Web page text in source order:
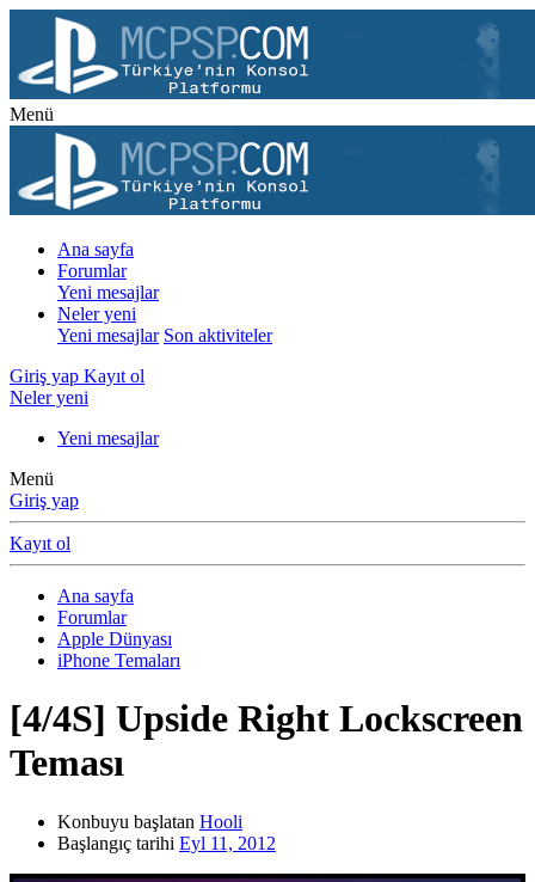
Menü
Ana sayfa
Forumlar
Yeni mesajlar
Neler yeni
Yeni mesajlar Son aktiviteler
Giriş yap Kayıt ol
Neler yeni
Yeni mesajlar
Menü
Giriş yap
Kayıt ol
Ana sayfa
Forumlar
Apple Dünyası
iPhone Temaları
[4/4S] Upside Right Lockscreen
Teması
Konbuyu başlatan Hooli
Başlangıç tarihi Eyl 11, 2012